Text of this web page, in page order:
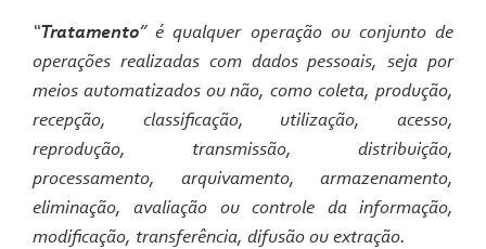
“Tratamento” é qualquer operação ou conjunto de
operações realizadas com dados pessoais, seja por
meios automatizados ou não, como coleta, produção,
recepção, classificação, utilização, acesso,
reprodução, transmissão, distribuição,
processamento, arquivamento, armazenamento,
eliminação, avaliação ou controle da informação,
modificação, transferência, difusão ou extração.